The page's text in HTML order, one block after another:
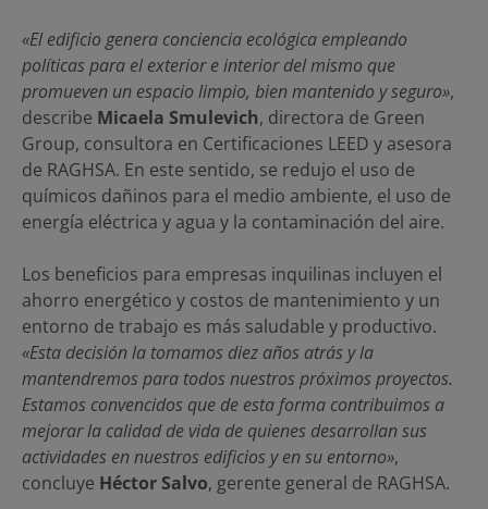
«El edificio genera conciencia ecológica empleando
políticas para el exterior e interior del mismo que
promueven un espacio limpio, bien mantenido y seguro»,
describe Micaela Smulevich, directora de Green
Group, consultora en Certificaciones LEED y asesora
de RAGHSA. En este sentido, se redujo el uso de
químicos dañinos para el medio ambiente, el uso de
energía eléctrica y agua y la contaminación del aire.
Los beneficios para empresas inquilinas incluyen el
ahorro energético y costos de mantenimiento y un
entorno de trabajo es más saludable y productivo.
«Esta decisión la tomamos diez años atrás y la
mantendremos para todos nuestros próximos proyectos.
Estamos convencidos que de esta forma contribuimos a
mejorar la calidad de vida de quienes desarrollan sus
actividades en nuestros edificios y en su entorno»,
concluye Héctor Salvo, gerente general de RAGHSA.